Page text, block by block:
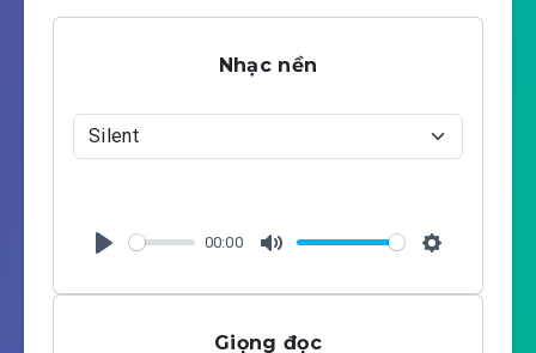
Nhạc nền
l
00:00
u
e
Giọng đọc